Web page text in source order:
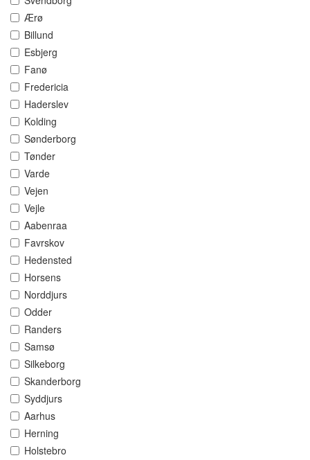
Ærø
Billund
Esbjerg
Fanø
Fredericia
Haderslev
Kolding
Sønderborg
Tønder
Varde
Vejen
Vejle
Aabenraa
Favrskov
Hedensted
Horsens
Norddjurs
Odder
Randers
Samsø
Silkeborg
Skanderborg
Syddjurs
Aarhus
Herning
Holstebro